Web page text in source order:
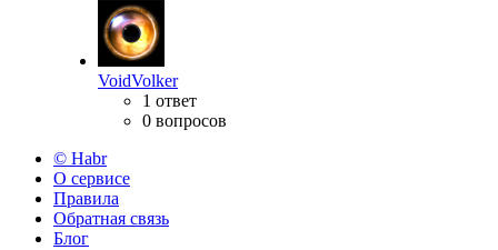
VoidVolker
1 ответ
0 вопросов
© Habr
О сервисе
Правила
Обратная связь
Блог